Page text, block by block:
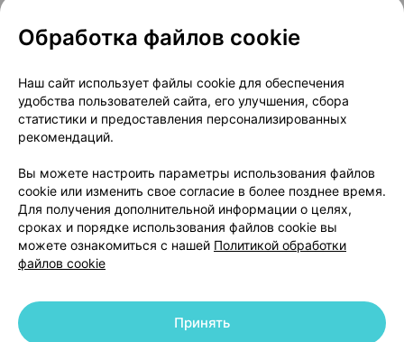
О проекте
Новости проекта
Размещение рекламы
Медицинский маркетинг
Публичный договор
Доставка
Способы оплаты
Вакансии
Партнеры
Написать руководителю 103.by
Написать в поддержку
Персональные настройки Cookie
Обработка файлов cookie
Наш сайт использует файлы cookie для обеспечения
удобства пользователей сайта, его улучшения, сбора
статистики и предоставления персонализированных
рекомендаций.
Вы можете настроить параметры использования файлов
cookie или изменить свое согласие в более позднее время.
Для получения дополнительной информации о целях,
сроках и порядке использования файлов cookie вы
можете ознакомиться с нашей Политикой обработки
файлов cookie
Принять